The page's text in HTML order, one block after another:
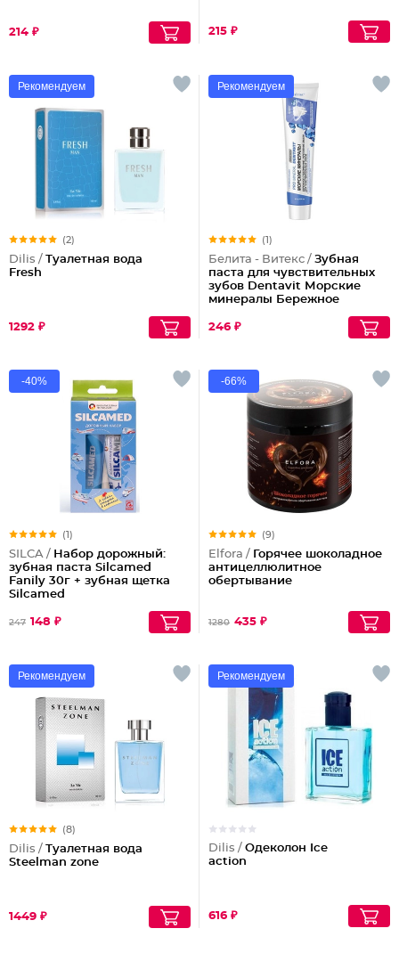
214 ₽ 215 ₽
Рекомендуем
(2)
Dilis / Туалетная вода
Fresh
1292 ₽
Рекомендуем
(1)
Белита - Витекс / Зубная
паста для чувствительных
зубов Dentavit Морские
минералы Бережное
эмали
246 ₽
-40%
(1)
SILCA / Набор дорожный:
зубная паста Silcamed
Fanily 30г + зубная щетка
Silcamed
247 148 ₽
-66%
(9)
Elfora / Горячее шоколадное
антицеллюлитное
обертывание
1280 435 ₽
Рекомендуем
(8)
Dilis / Туалетная вода
Steelman zone
1449 ₽
Рекомендуем
Dilis / Одеколон Ice
action
616 ₽